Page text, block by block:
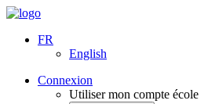
FR
English
Connexion
Utiliser mon compte école